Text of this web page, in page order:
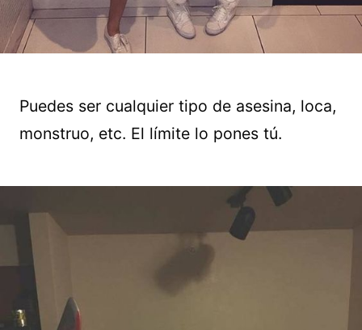
Puedes ser cualquier tipo de asesina, loca,
monstruo, etc. El límite lo pones tú.